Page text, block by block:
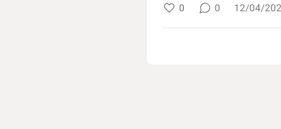
0 0 12/04/